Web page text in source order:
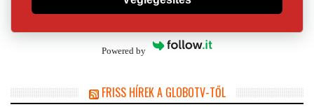
Powered by
FRISS HÍREK A GLOBOTV-TŐL